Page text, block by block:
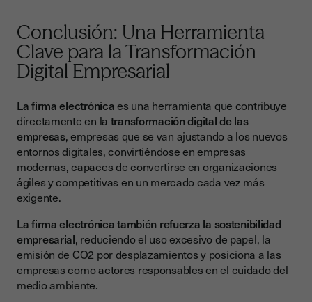
Conclusión: Una Herramienta
Clave para la Transformación
Digital Empresarial
La firma electrónicaes una herramienta que contribuye
directamente en la transformación digital de las
empresas, empresas que se van ajustando a los nuevos
entornos digitales, convirtiéndose en empresas
modernas, capaces de convertirse en organizaciones
ágiles y competitivas en un mercado cada vez más
exigente.
La firma electrónica también refuerza la sostenibilidad
empresarial, reduciendo el uso excesivo de papel, la
emisión de CO2 por desplazamientos y posiciona a las
empresas como actores responsables en el cuidado del
medio ambiente.